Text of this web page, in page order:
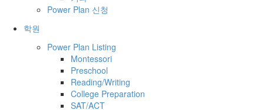
Power Plan 신청
학원
Power Plan Listing
Montessori
Preschool
Reading/Writing
College Preparation
SAT/ACT